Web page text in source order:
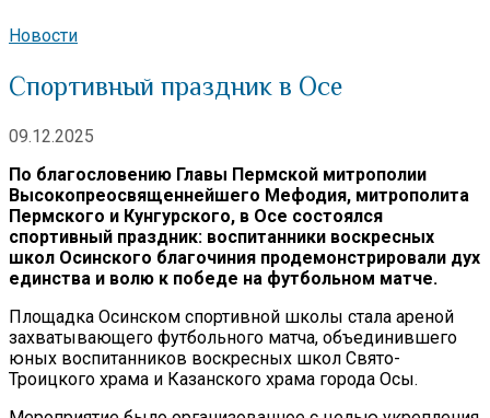
Новости
Спортивный праздник в Осе
09.12.2025
По благословению Главы Пермской митрополии
Высокопреосвященнейшего Мефодия, митрополита
Пермского и Кунгурского, в Осе состоялся
спортивный праздник: воспитанники воскресных
школ Осинского благочиния продемонстрировали дух
единства и волю к победе на футбольном матче.
Площадка Осинском спортивной школы стала ареной
захватывающего футбольного матча, объединившего
юных воспитанников воскресных школ Свято-
Троицкого храма и Казанского храма города Осы.